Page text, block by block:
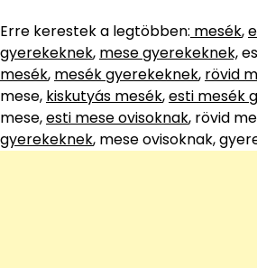
Erre kerestek a legtöbben: mesék,
gyerekeknek, mese gyerekeknek,
mesék, mesék gyerekeknek, rövid
mese, kiskutyás mesék,esti mesék
mese,esti mese ovisoknak, rövid
gyerekeknek, mese ovisoknak,